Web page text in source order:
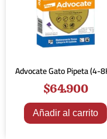
Advocate Gato Pipeta (4-
$64.900
Añadir al carrito